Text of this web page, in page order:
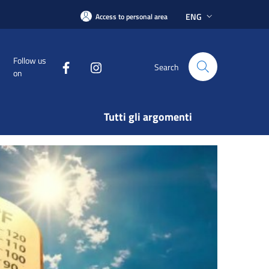
Access to personal area ENG
Follow us
on
Search
Tutti gli argomenti